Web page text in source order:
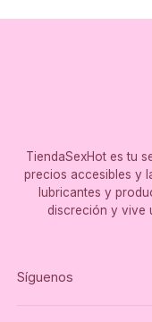
TiendaSexHot es tu
precios accesibles y
lubricantes y
discreción y vive
Síguenos